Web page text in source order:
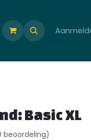
Het Seizoen op
Basic XL
beoordeling)